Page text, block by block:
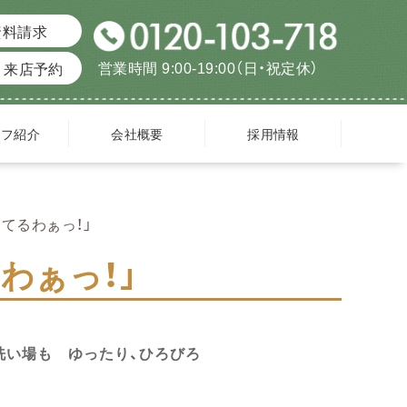
請求
来店予約
営業時間 9:00-19:00（日・祝定休）
紹介 会社概要 採用情報
るわぁっ！」
っ！」
い場も ゆったり、ひろびろ